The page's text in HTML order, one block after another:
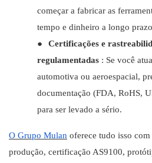
começar a fabricar as
tempo e dinheiro a longo
●
Certificações e
regulamentadas : Se você
automotiva ou aeroespacial,
documentação (FDA, RoHS,
para ser levado a sério.
O Grupo Mulan oferece tudo isso
produção, certificação AS9100,